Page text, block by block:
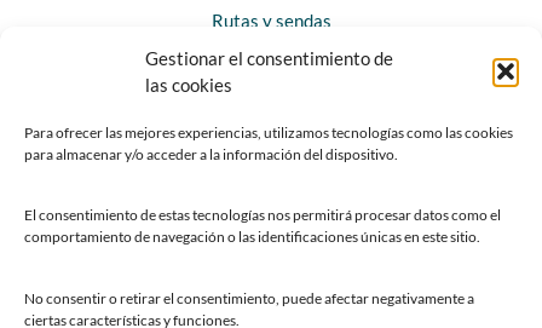
Gestionar el consentimiento de
las cookies
Para ofrecer las mejores experiencias, utilizamos tecnologías como las cookies
para almacenar y/o acceder a la información del dispositivo.
El consentimiento de estas tecnologías nos permitirá procesar datos como el
comportamiento de navegación o las identificaciones únicas en este sitio.
No consentir o retirar el consentimiento, puede afectar negativamente a
ciertas características y funciones.
Rutas y sendas
Horarios y contacto
Teléfonos de interés
Chatbot Siero
SEDES ELECTRÓNICAS
Sede del Ayuntamiento de Siero